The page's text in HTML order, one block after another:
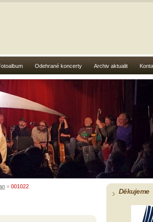
Odehrané koncerty Archiv aktualit
» 001022
Děkujeme